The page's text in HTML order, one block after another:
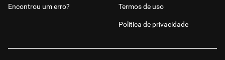
Encontrou um erro? Termos de uso
Política de privacidade